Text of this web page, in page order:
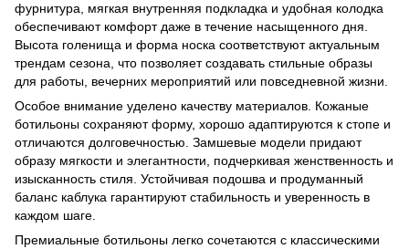
фурнитура, мягкая внутренняя подкладка и удобная колодка
обеспечивают комфорт даже в течение насыщенного дня.
Высота голенища и форма носка соответствуют актуальным
трендам сезона, что позволяет создавать стильные образы
для работы, вечерних мероприятий или повседневной жизни.
Особое внимание уделено качеству материалов. Кожаные
ботильоны сохраняют форму, хорошо адаптируются к стопе и
отличаются долговечностью. Замшевые модели придают
образу мягкости и элегантности, подчеркивая женственность и
изысканность стиля. Устойчивая подошва и продуманный
баланс каблука гарантируют стабильность и уверенность в
каждом шаге.
Премиальные ботильоны легко сочетаются с классическими